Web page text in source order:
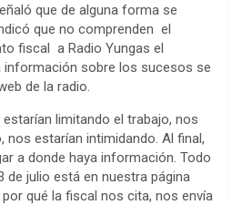
que de alguna forma se
que no comprenden el
fiscal a Radio Yungas el
información sobre los sucesos se
de la radio.
estarían limitando el trabajo, nos
nos estarían intimidando. Al final,
a donde haya información. Todo
de julio está en nuestra página
qué la fiscal nos cita, nos envía